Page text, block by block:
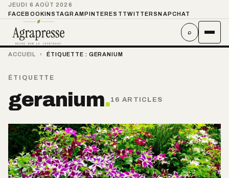
JEUDI 6 AOÛT 2026
FACEBOOKINSTAGRAMPINTEREST TWITTER SNAPCHAT
⌕
ACCUEIL › ÉTIQUETTE : GERANIUM
ÉTIQUETTE
geranium.16 ARTICLES